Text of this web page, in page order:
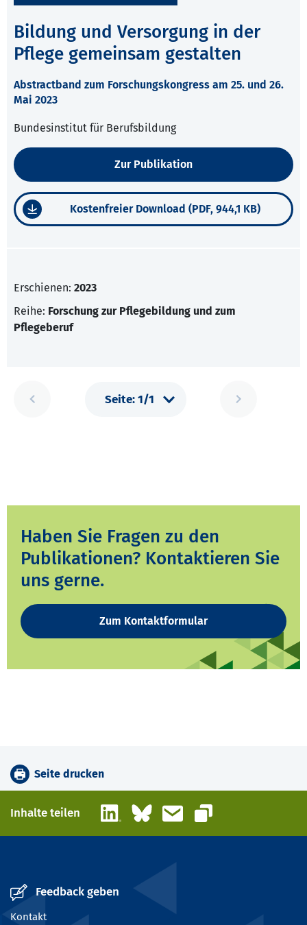
Bildung und Versorgung in der
Pflege gemeinsam gestalten
Abstractband zum Forschungskongress am 25. und 26.
Mai 2023
Bundesinstitut für Berufsbildung
Zur Publikation
Kostenfreier Download (PDF, 944,1 KB)
Erschienen: 2023
Reihe: Forschung zur Pflegebildung und zum
Pflegeberuf
Haben Sie Fragen zu den
Publikationen? Kontaktieren Sie
uns gerne.
Zum Kontaktformular
Seite drucken
Inhalte teilen LinkedInBlueskyE-Mail
Link kopieren
Feedback geben
Kontakt